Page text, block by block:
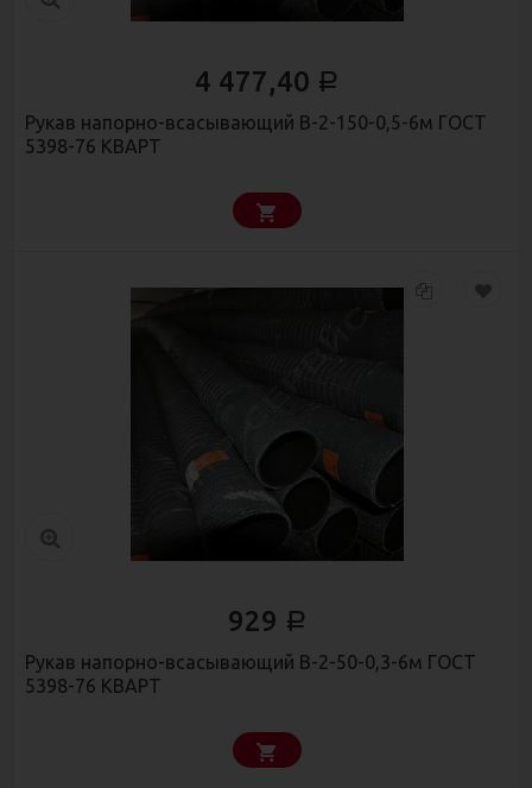
4 477,40 Р
Рукав напорно-всасывающий В-2-150-0,5-6м ГОСТ
5398-76 КВАРТ
929 Р
Рукав напорно-всасывающий В-2-50-0,3-6м ГОСТ
5398-76 КВАРТ